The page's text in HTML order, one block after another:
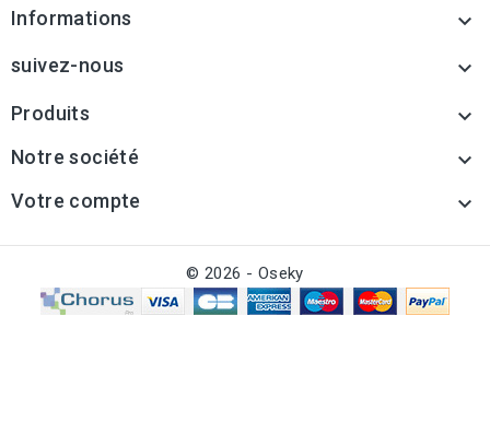
Informations 
suivez-nous 
Produits 
Notre société 
Votre compte 
© 2026 - Oseky